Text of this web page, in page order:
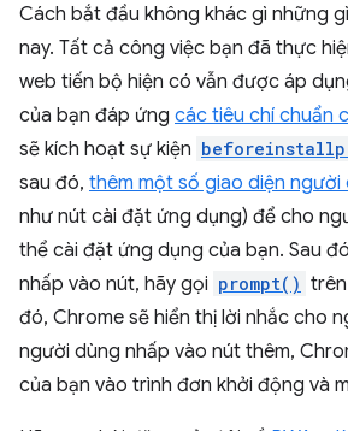
Cách bắt đầu không khác gì những
nay. Tất cả công việc bạn đã thực
web tiến bộ hiện có vẫn được áp
của bạn đáp ứng các tiêu chí chuẩn
sẽ kích hoạt sự kiện
sau đó, thêm một số giao diện người
như nút cài đặt ứng dụng) để cho
thể cài đặt ứng dụng của bạn. Sau
nhấp vào nút, hãy gọi prompt()
đó, Chrome sẽ hiển thị lời nhắc cho
người dùng nhấp vào nút thêm,
của bạn vào trình đơn khởi động và